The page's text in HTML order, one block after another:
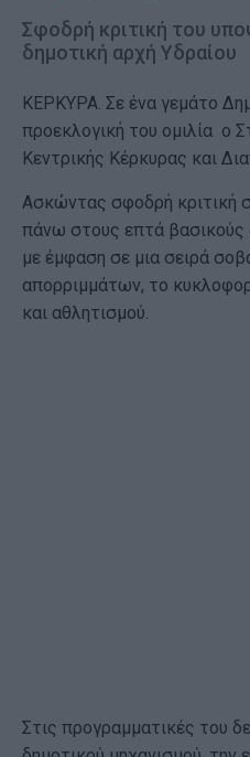
Σφοδρή κριτική του
δημοτική αρχή Υδραίου
ΚΕΡΚΥΡΑ. Σε ένα γεμάτο
προεκλογική του ομιλία ο
Κεντρικής Κέρκυρας και
Ασκώντας σφοδρή κριτική
πάνω στους επτά
με έμφαση σε μια σειρά
απορριμμάτων, το
και αθλητισμού.
Στις προγραμματικές του